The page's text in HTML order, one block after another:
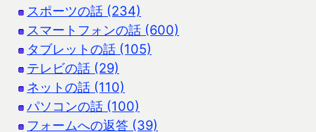
スポーツの話 (234)
スマートフォンの話 (600)
タブレットの話 (105)
テレビの話 (29)
ネットの話 (110)
パソコンの話 (100)
フォームへの返答 (39)